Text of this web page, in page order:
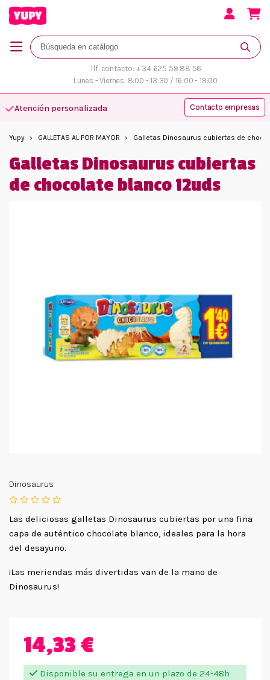
Tlf. contacto: + 34 625 59 88 56
Lunes - Viernes: 8:00 - 13:30 / 16:00 - 19:00
Atención personalizada Contacto empresas
Yupy GALLETAS AL POR MAYOR Galletas Dinosaurus cubiertas de
Galletas Dinosaurus cubiertas
de chocolate blanco 12uds
Dinosaurus
Las deliciosas galletas Dinosaurus cubiertas por una fina
capa de auténtico chocolate blanco, ideales para la hora
del desayuno.
¡Las meriendas más divertidas van de la mano de
Dinosaurus!
14,33 €
Disponible su entrega en un plazo de 24-48h